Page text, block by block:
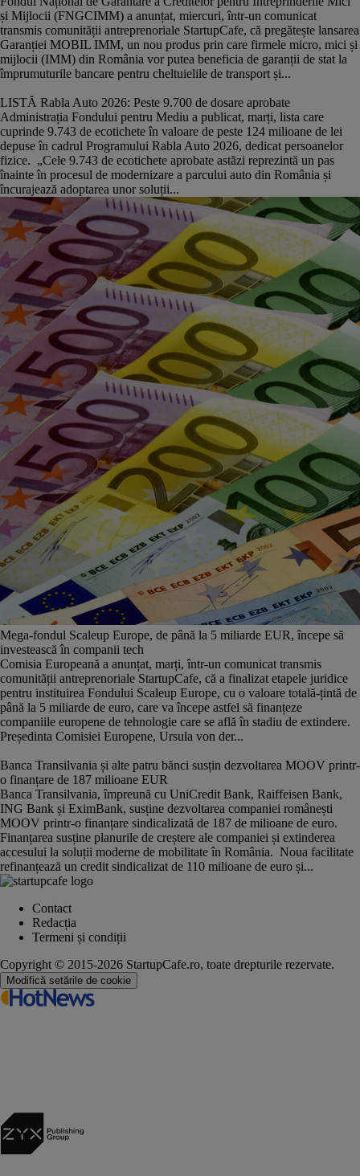
și Mijlocii (FNGCIMM) a anunțat, miercuri, într-un comunicat
transmis comunității antreprenoriale StartupCafe, că pregătește lansarea
Garanției MOBIL IMM, un nou produs prin care firmele micro, mici și
mijlocii (IMM) din România vor putea beneficia de garanții de stat la
împrumuturile bancare pentru cheltuielile de transport și...
LISTĂ Rabla Auto 2026: Peste 9.700 de dosare aprobate
Administrația Fondului pentru Mediu a publicat, marți, lista care
cuprinde 9.743 de ecotichete în valoare de peste 124 milioane de lei
depuse în cadrul Programului Rabla Auto 2026, dedicat persoanelor
fizice. „Cele 9.743 de ecotichete aprobate astăzi reprezintă un pas
înainte în procesul de modernizare a parcului auto din România și
încurajează adoptarea unor soluții...
Mega-fondul Scaleup Europe, de până la 5 miliarde EUR, începe să
investească în companii tech
Comisia Europeană a anunțat, marți, într-un comunicat transmis
comunității antreprenoriale StartupCafe, că a finalizat etapele juridice
pentru instituirea Fondului Scaleup Europe, cu o valoare totală-țintă de
până la 5 miliarde de euro, care va începe astfel să finanțeze
companiile europene de tehnologie care se află în stadiu de extindere.
Președinta Comisiei Europene, Ursula von der...
Banca Transilvania și alte patru bănci susțin dezvoltarea MOOV printr-
o finanțare de 187 milioane EUR
Banca Transilvania, împreună cu UniCredit Bank, Raiffeisen Bank,
ING Bank și EximBank, susține dezvoltarea companiei românești
MOOV printr-o finanțare sindicalizată de 187 de milioane de euro.
Finanțarea susține planurile de creștere ale companiei și extinderea
accesului la soluții moderne de mobilitate în România. Noua facilitate
refinanțează un credit sindicalizat de 110 milioane de euro și...
Contact
Redacția
Termeni și condiții
Copyright © 2015-2026 StartupCafe.ro, toate drepturile rezervate.
Modifică setările de cookie